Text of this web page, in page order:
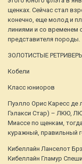
щенках. Сейчас стал
конечно, еще молод и
линиями и со временем
представителя породы.
ЗОЛОТИСТЫЕ
Кобели
Класс юниоров
Пуэлло Орис Каресс де
Гэлакси Стар) – ЛКЮ,
Миассе по щенкам,
куражный, правильный
Кибеллайн Ланселот
Кибеллайн Гламур